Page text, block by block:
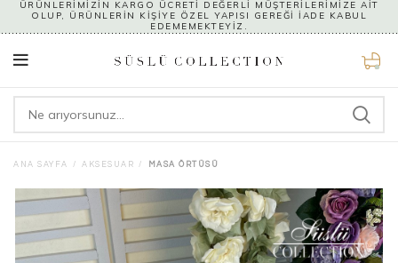
ÜRÜNLERİMİZİN KARGO ÜCRETİ DEĞERLİ MÜŞTERİLERİMİZE AİT
OLUP, ÜRÜNLERİN KİŞİYE ÖZEL YAPISI GEREĞİ İADE KABUL
EDEMEMEKTEYİZ.
0
ANA SAYFA AKSESUAR MASA ÖRTÜSÜ